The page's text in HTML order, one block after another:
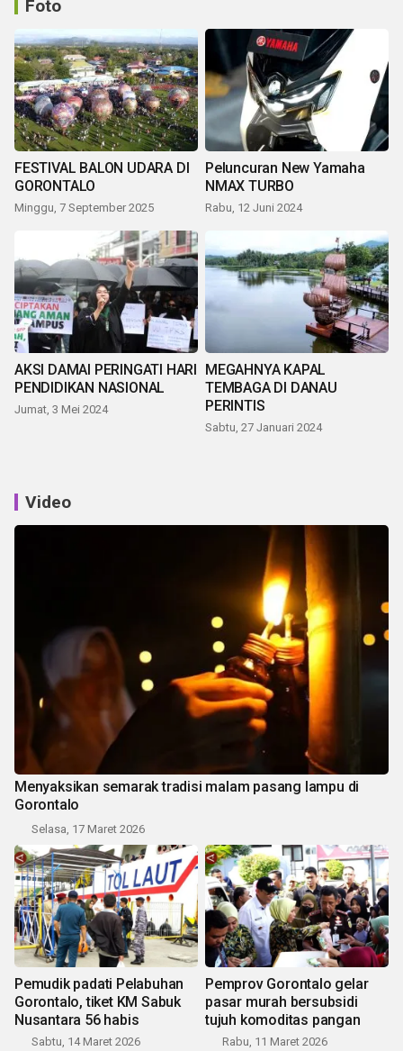
Foto
FESTIVAL BALON UDARA DI
GORONTALO
Minggu, 7 September 2025
Peluncuran New Yamaha
NMAX TURBO
Rabu, 12 Juni 2024
AKSI DAMAI PERINGATI HARI
PENDIDIKAN NASIONAL
Jumat, 3 Mei 2024
MEGAHNYA KAPAL
TEMBAGA DI DANAU
PERINTIS
Sabtu, 27 Januari 2024
Video
Menyaksikan semarak tradisi malam pasang lampu di
Gorontalo
Selasa, 17 Maret 2026
Pemudik padati Pelabuhan
Gorontalo, tiket KM Sabuk
Nusantara 56 habis
Sabtu, 14 Maret 2026
Pemprov Gorontalo gelar
pasar murah bersubsidi
tujuh komoditas pangan
Rabu, 11 Maret 2026